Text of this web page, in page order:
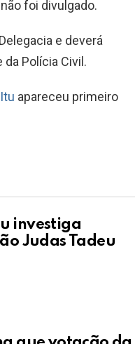
foi divulgado.
e deverá
Polícia Civil.
apareceu primeiro
investiga
Judas Tadeu